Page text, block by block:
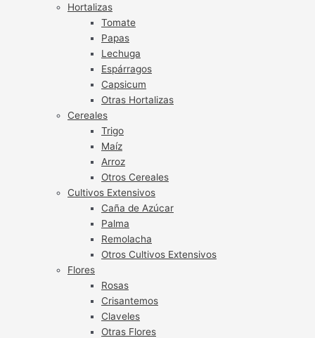
Hortalizas
Tomate
Papas
Lechuga
Espárragos
Capsicum
Otras Hortalizas
Cereales
Trigo
Maíz
Arroz
Otros Cereales
Cultivos Extensivos
Caña de Azúcar
Palma
Remolacha
Otros Cultivos Extensivos
Flores
Rosas
Crisantemos
Claveles
Otras Flores